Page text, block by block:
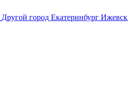
Другой город Екатеринбург Ижевск